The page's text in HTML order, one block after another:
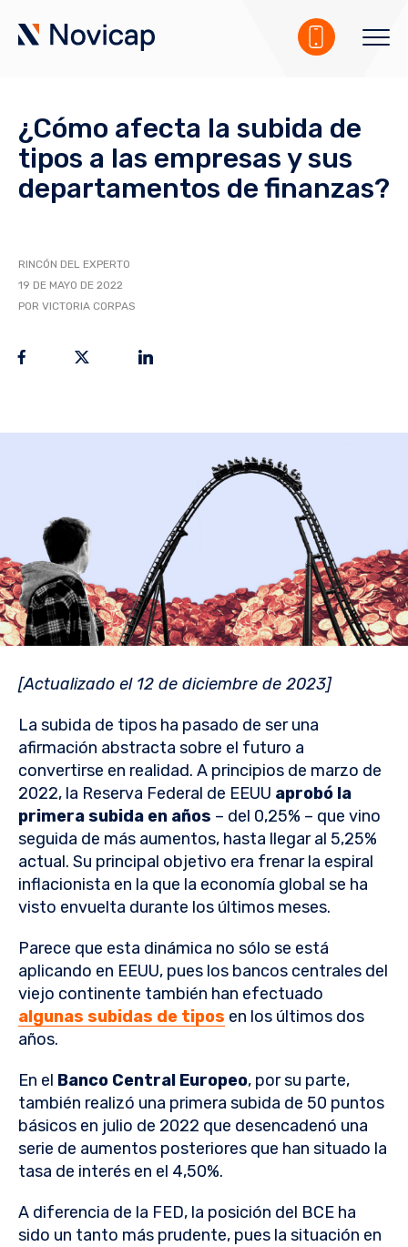
¿Cómo afecta la subida de
tipos a las empresas y sus
departamentos de finanzas?
RINCÓN DEL EXPERTO
19 DE MAYO DE 2022
POR VICTORIA CORPAS
[Actualizado el 12 de diciembre de 2023]
La subida de tipos ha pasado de ser una
afirmación abstracta sobre el futuro a
convertirse en realidad. A principios de marzo de
2022, la Reserva Federal de EEUU aprobó la
primera subida en años – del 0,25% – que vino
seguida de más aumentos, hasta llegar al 5,25%
actual. Su principal objetivo era frenar la espiral
inflacionista en la que la economía global se ha
visto envuelta durante los últimos meses.
Parece que esta dinámica no sólo se está
aplicando en EEUU, pues los bancos centrales del
viejo continente también han efectuado
algunas subidas de tipos en los últimos dos
años.
En el Banco Central Europeo, por su parte,
también realizó una primera subida de 50 puntos
básicos en julio de 2022 que desencadenó una
serie de aumentos posteriores que han situado la
tasa de interés en el 4,50%.
A diferencia de la FED, la posición del BCE ha
sido un tanto más prudente, pues la situación en